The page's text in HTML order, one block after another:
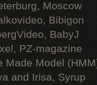
Moscow
Bibigon
BabyJ
PZ-magazine
Made Model
and Irisa, Syrup